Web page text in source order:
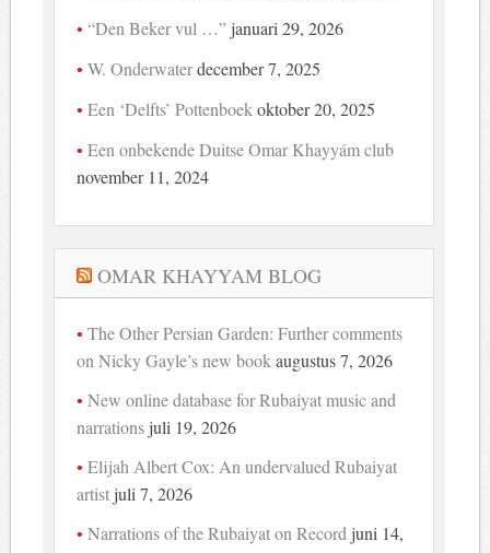
“Den Beker vul …” januari 29, 2026
W. Onderwaterdecember 7, 2025
Een ‘Delfts’ Pottenboek oktober 20, 2025
Een onbekende Duitse Omar Khayyám club
november 11, 2024
OMAR KHAYYAM BLOG
The Other Persian Garden: Further comments
on Nicky Gayle’s new book augustus 7, 2026
New online database for Rubaiyat music and
narrations juli 19, 2026
Elijah Albert Cox: An undervalued Rubaiyat
artist juli 7, 2026
Narrations of the Rubaiyat on Record juni 14,